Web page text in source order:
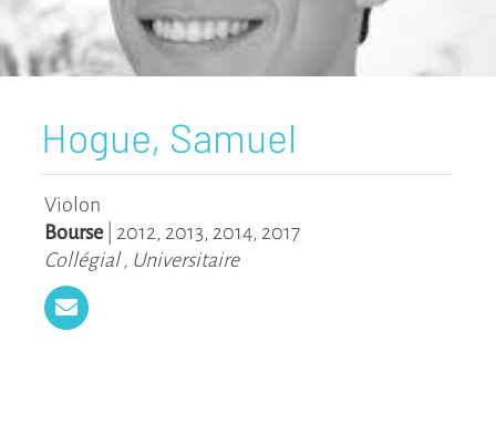
Hogue, Samuel
Violon
Bourse
2012 , 2013, 2014, 2017
Collégial, Universitaire